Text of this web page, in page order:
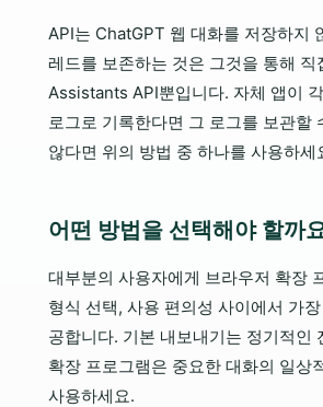
API는 ChatGPT 웹 대화를 저장하
레드를 보존하는 것은 그것을 통해 직
Assistants API뿐입니다. 자체 앱이
로그로 기록한다면 그 로그를 보관할
않다면 위의 방법 중 하나를 사용하세
어떤 방법을 선택해야 할까
대부분의 사용자에게 브라우저 확장
형식 선택, 사용 편의성 사이에서 가
공합니다. 기본 내보내기는 정기적인
확장 프로그램은 중요한 대화의 일상
사용하세요.